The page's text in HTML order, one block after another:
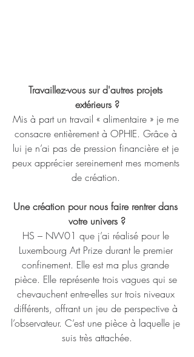
Travaillez-vous sur d'autres projets
extérieurs ?
Mis à part un travail « alimentaire » je me
consacre entièrement à OPHIE. Grâce à
lui je n’ai pas de pression financière et je
peux apprécier sereinement mes moments
de création.
Une création pour nous faire rentrer dans
votre univers ?
HS – NW01 que j’ai réalisé pour le
Luxembourg Art Prize durant le premier
confinement. Elle est ma plus grande
pièce. Elle représente trois vagues qui se
chevauchent entre-elles sur trois niveaux
différents, offrant un jeu de perspective à
l’observateur. C’est une pièce à laquelle je
suis très attachée.